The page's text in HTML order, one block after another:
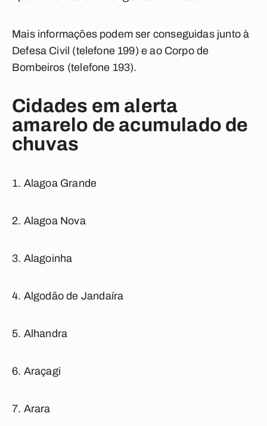
Mais informações podem ser conseguidas junto à
Defesa Civil (telefone 199) e ao Corpo de
Bombeiros (telefone 193).
Cidades em alerta
amarelo de acumulado de
chuvas
Alagoa Grande
Alagoa Nova
Alagoinha
Algodão de Jandaíra
Alhandra
Araçagi
Arara